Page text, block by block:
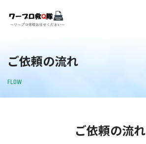
コ
ン
ス
ご依頼の流れ
FLOW
ご依頼の流れ